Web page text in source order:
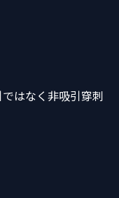
はなく非吸引穿刺